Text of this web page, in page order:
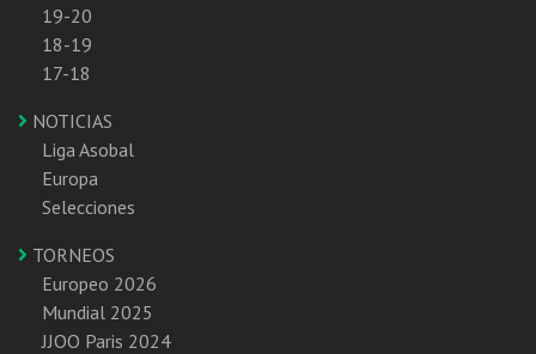
19-20
18-19
17-18
NOTICIAS
Liga Asobal
Europa
Selecciones
TORNEOS
Europeo 2026
Mundial 2025
JJOO Paris 2024